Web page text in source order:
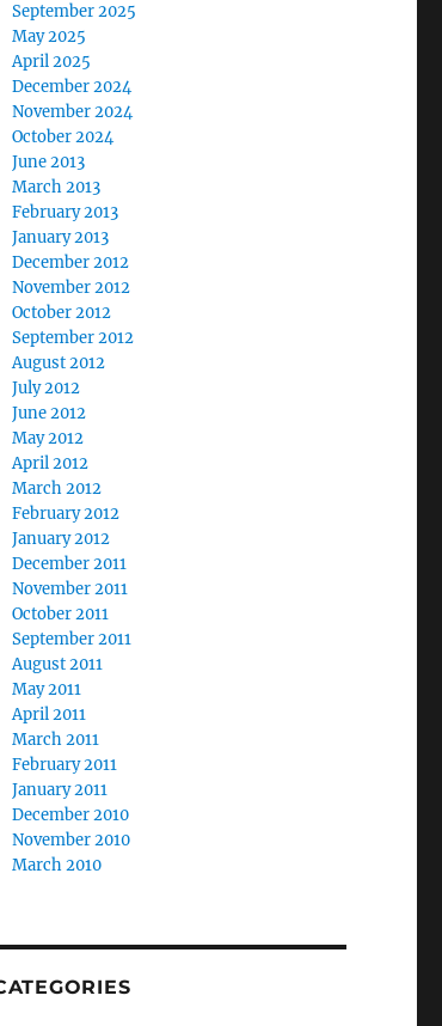
September 2025
May 2025
April 2025
December 2024
November 2024
October 2024
June 2013
March 2013
February 2013
January 2013
December 2012
November 2012
October 2012
September 2012
August 2012
July 2012
June 2012
May 2012
April 2012
March 2012
February 2012
January 2012
December 2011
November 2011
October 2011
September 2011
August 2011
May 2011
April 2011
March 2011
February 2011
January 2011
December 2010
November 2010
March 2010